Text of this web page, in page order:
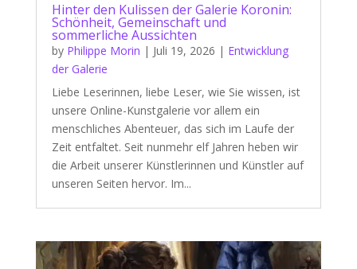
Hinter den Kulissen der Galerie Koronin:
Schönheit, Gemeinschaft und
sommerliche Aussichten
by Philippe Morin | Juli 19, 2026 | Entwicklung
der Galerie
Liebe Leserinnen, liebe Leser, wie Sie wissen, ist
unsere Online-Kunstgalerie vor allem ein
menschliches Abenteuer, das sich im Laufe der
Zeit entfaltet. Seit nunmehr elf Jahren heben wir
die Arbeit unserer Künstlerinnen und Künstler auf
unseren Seiten hervor. Im...